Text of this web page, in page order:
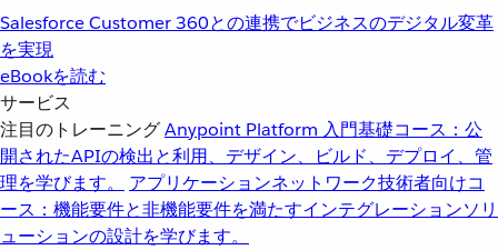
Salesforce Customer 360との連携でビジネスのデジタル変革
を実現
eBookを読む
サービス
注目のトレーニングAnypoint Platform 入門基礎コース：公
開されたAPIの検出と利用、デザイン、ビルド、デプロイ、管
理を学びます。
アプリケーションネットワーク技術者向けコ
ース：機能要件と非機能要件を満たすインテグレーションソリ
ューションの設計を学びます。